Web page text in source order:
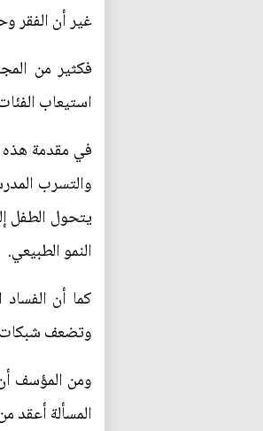
غير أن الفقر
فكثير من
استيعاب
في مقدمة هذه
والتسرب
يتحول الطفل
النمو الطبيعي.
كما أن
وتضعف شبكات
ومن المؤسف أن
المسألة أعقد